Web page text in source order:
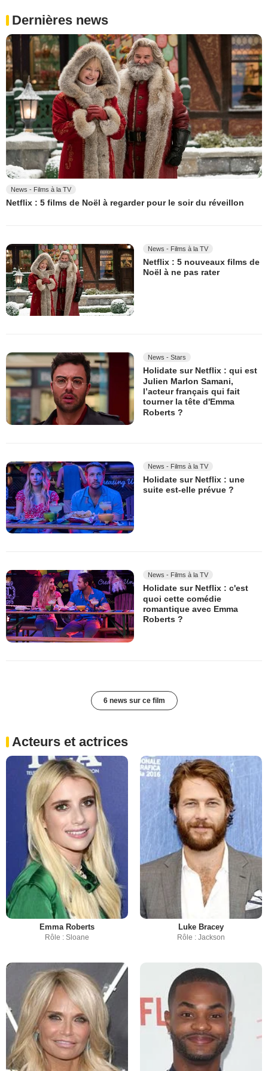
Dernières news
News - Films à la TV
Netflix : 5 films de Noël à regarder pour le soir du réveillon
News - Films à la TV
Netflix : 5 nouveaux films de
Noël à ne pas rater
News - Stars
Holidate sur Netflix : qui est
Julien Marlon Samani,
l’acteur français qui fait
tourner la tête d'Emma
Roberts ?
News - Films à la TV
Holidate sur Netflix : une
suite est-elle prévue ?
News - Films à la TV
Holidate sur Netflix : c'est
quoi cette comédie
romantique avec Emma
Roberts ?
6 news sur ce film
Acteurs et actrices
Emma Roberts
Rôle : Sloane
Luke Bracey
Rôle : Jackson